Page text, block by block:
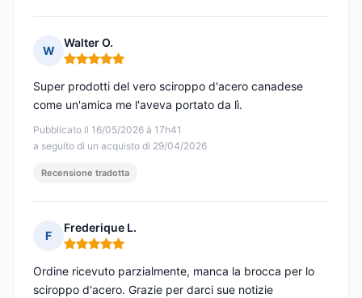
W
Walter O.
Nota: 5 su 5
Pubblicato il 16/05/2026 à 17h41
a seguito di un acquisto di 29/04/2026
Super prodotti del vero sciroppo d'acero canadese
come un'amica me l'aveva portato da lì.
Recensione tradotta
F
Frederique L.
Nota: 5 su 5
Ordine ricevuto parzialmente, manca la brocca per lo
sciroppo d'acero. Grazie per darci sue notizie